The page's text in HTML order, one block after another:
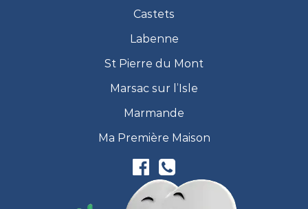
Castets
Labenne
St Pierre du Mont
Marsac sur l’Isle
Marmande
Ma Première Maison